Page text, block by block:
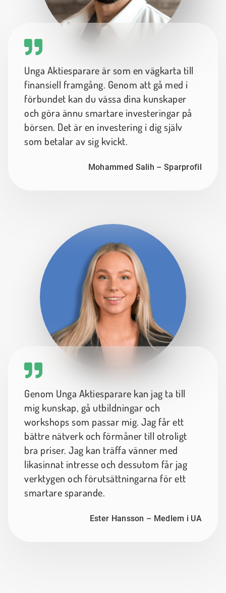
Unga Aktiesparare är som en vägkarta till
finansiell framgång. Genom att gå med i
förbundet kan du vässa dina kunskaper
och göra ännu smartare investeringar på
börsen. Det är en investering i dig själv
som betalar av sig kvickt.
Mohammed Salih – Sparprofil
Genom Unga Aktiesparare kan jag ta till
mig kunskap, gå utbildningar och
workshops som passar mig. Jag får ett
bättre nätverk och förmåner till otroligt
bra priser. Jag kan träffa vänner med
likasinnat intresse och dessutom får jag
verktygen och förutsättningarna för ett
smartare sparande.
Ester Hansson – Medlem i UA